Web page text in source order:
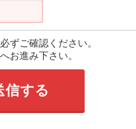
ずご確認ください。
お進み下さい。
信する